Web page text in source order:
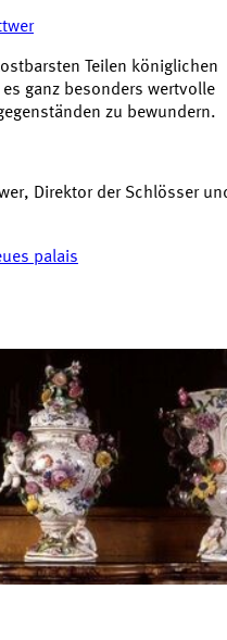
Teilen königlichen
ganz besonders wertvolle
zu bewundern.
Direktor der Schlösser
palais